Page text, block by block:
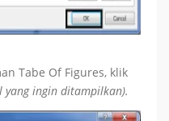
Tabe Of Figures, klik
yang ingin ditampilkan).